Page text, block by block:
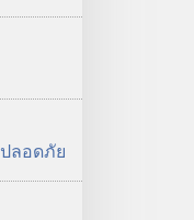
ลอด​ภัย